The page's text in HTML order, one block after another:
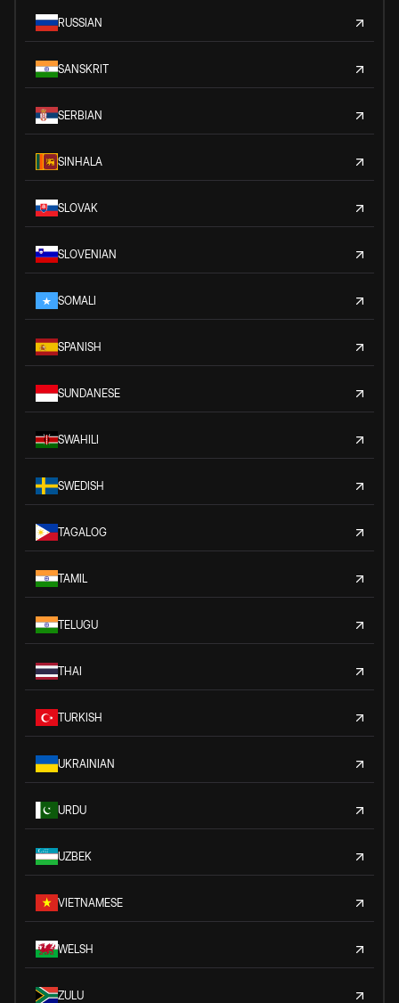
RUSSIAN
SANSKRIT
SERBIAN
SINHALA
SLOVAK
SLOVENIAN
SOMALI
SPANISH
SUNDANESE
SWAHILI
SWEDISH
TAGALOG
TAMIL
TELUGU
THAI
TURKISH
UKRAINIAN
URDU
UZBEK
VIETNAMESE
WELSH
ZULU